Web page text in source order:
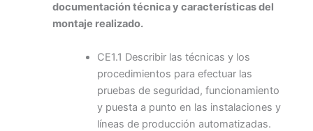
documentación técnica y características del
montaje realizado.
CE1.1 Describir las técnicas y los
procedimientos para efectuar las
pruebas de seguridad, funcionamiento
y puesta a punto en las instalaciones y
líneas de producción automatizadas.